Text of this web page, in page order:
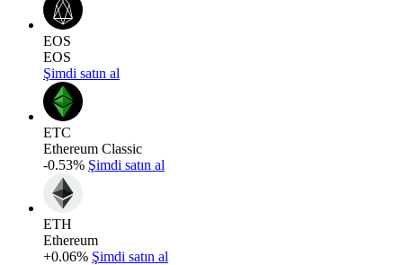
EOS
EOS
Şimdi satın al
ETC
Ethereum Classic
-0.53% Şimdi satın al
ETH
Ethereum
+0.06% Şimdi satın al